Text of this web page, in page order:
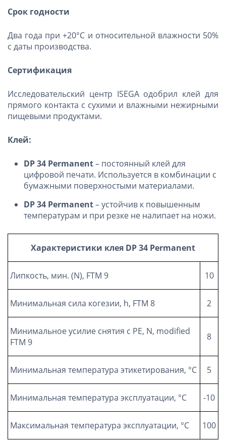
Срок годности
Два года при +20°C и относительной влажности 50%
с даты производства.
Сертификация
Исследовательский центр ISEGA одобрил клей для
прямого контакта с сухими и влажными нежирными
пищевыми продуктами.
Клей:
DP34 Permanent– постоянный клей для
цифровой печати. Используется в комбинации с
бумажными поверхностыми материалами.
DP34 Permanent– устойчив к повышенным
температурам и при резке не налипает на ножи.
Характеристики клея DP 34 Permanent
Липкость, мин. (N), FTM 9 10
Минимальная сила когезии, h, FTM 8 2
Минимальное усилие снятия с РЕ, N, modified
FTM 9
8
Минимальная температура этикетирования, °C 5
Минимальная температура эксплуатации, °C -10
Максимальная температура эксплуатации, °C 100